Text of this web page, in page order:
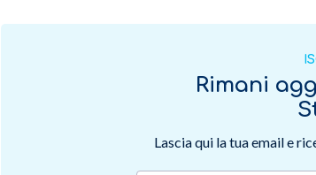
Rimani
Lascia qui la tua email e